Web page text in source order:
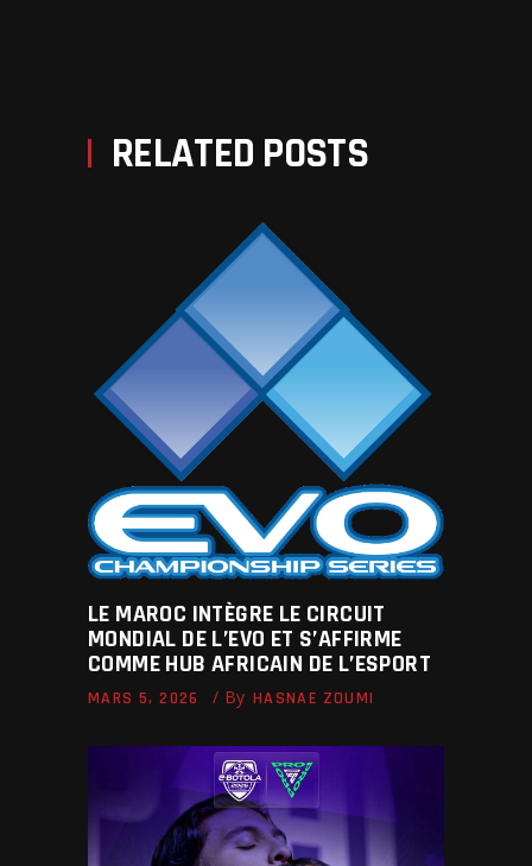
RELATED POSTS
LE MAROC INTÈGRE LE CIRCUIT
MONDIAL DE L’EVO ET S’AFFIRME
COMME HUB AFRICAIN DE L’ESPORT
MARS 5, 2026 By HASNAE ZOUMI